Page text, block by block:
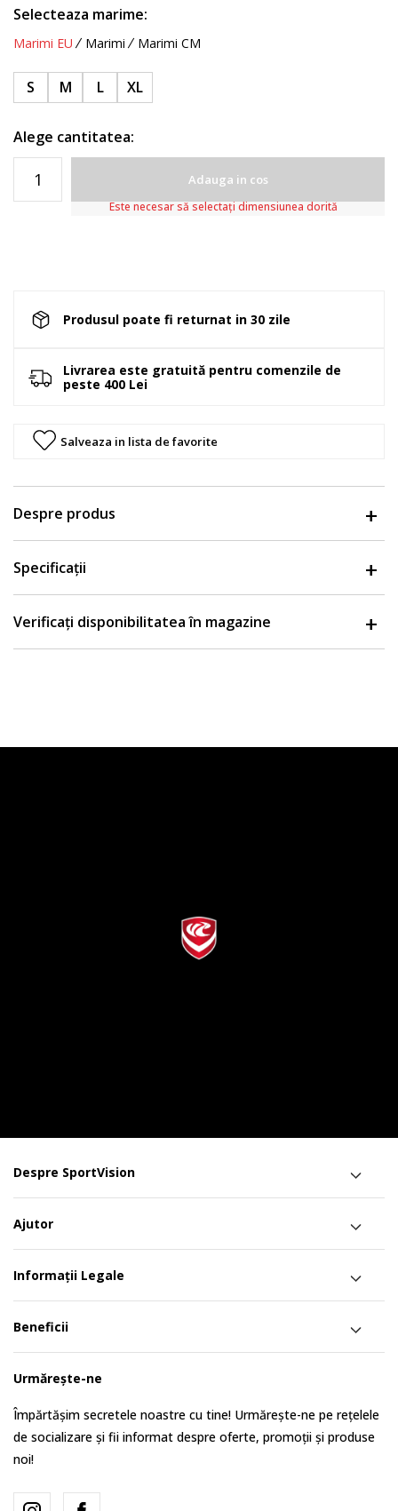
Selecteaza marime:
Marimi EU Marimi Marimi CM
S M L XL
Alege cantitatea:
Adauga in cos
Este necesar să selectați dimensiunea dorită
Produsul poate fi returnat in 30 zile
Livrarea este gratuită pentru comenzile de
peste 400 Lei
Salveaza in lista de favorite
Despre produs
Specificații
Verificați disponibilitatea în magazine
Despre SportVision
Ajutor
Informații Legale
Beneficii
Urmărește-ne
Împărtășim secretele noastre cu tine! Urmărește-ne pe rețelele
de socializare și fii informat despre oferte, promoții și produse
noi!